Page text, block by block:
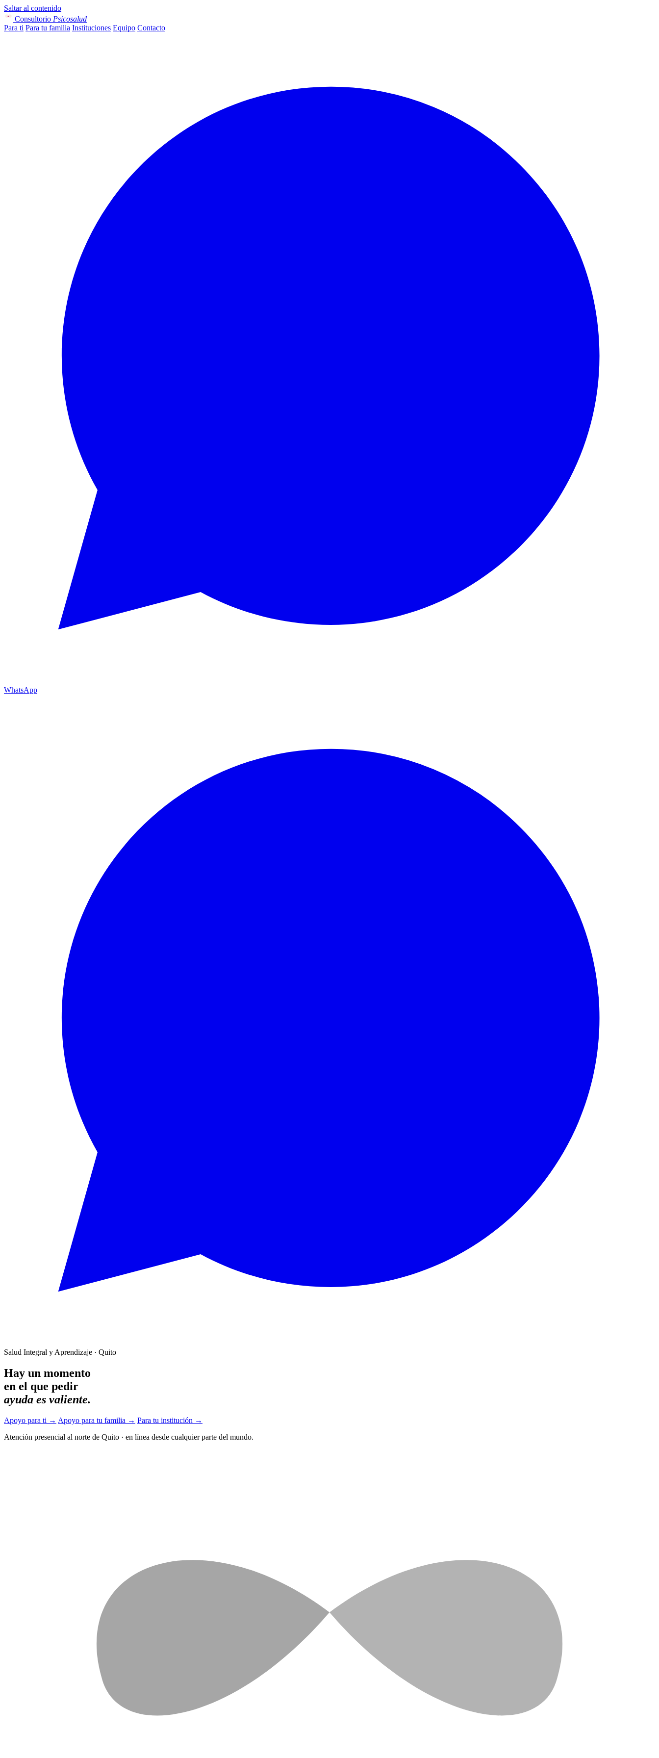
Saltar al contenido
Consultorio Psicosalud
Para ti Para tu familia Instituciones Equipo Contacto
WhatsApp
Salud Integral y Aprendizaje · Quito
Hay un momento
en el que pedir
ayuda es valiente.
Apoyo para ti → Apoyo para tu familia → Para tu institución →
Atención presencial al norte de Quito · en línea desde cualquier parte del mundo.